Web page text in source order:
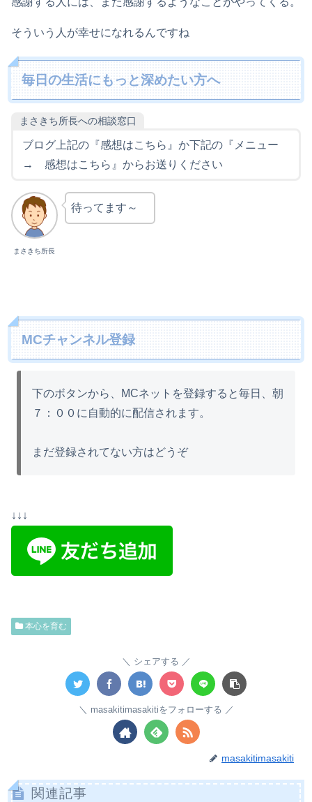
そういう人が幸せになれるんですね
毎日の生活にもっと深めたい方へ
まさきち所長への相談窓口
ブログ上記の『感想はこちら』か下記の『メニュー
→ 感想はこちら』からお送りください
まさきち所長
待ってます～
MCチャンネル登録
下のボタンから、MCネットを登録すると毎日、朝
７：００に自動的に配信されます。
まだ登録されてない方はどうぞ
↓↓↓
本心を育む
シェアする
masakitimasakitiをフォローする
masakitimasakiti
関連記事